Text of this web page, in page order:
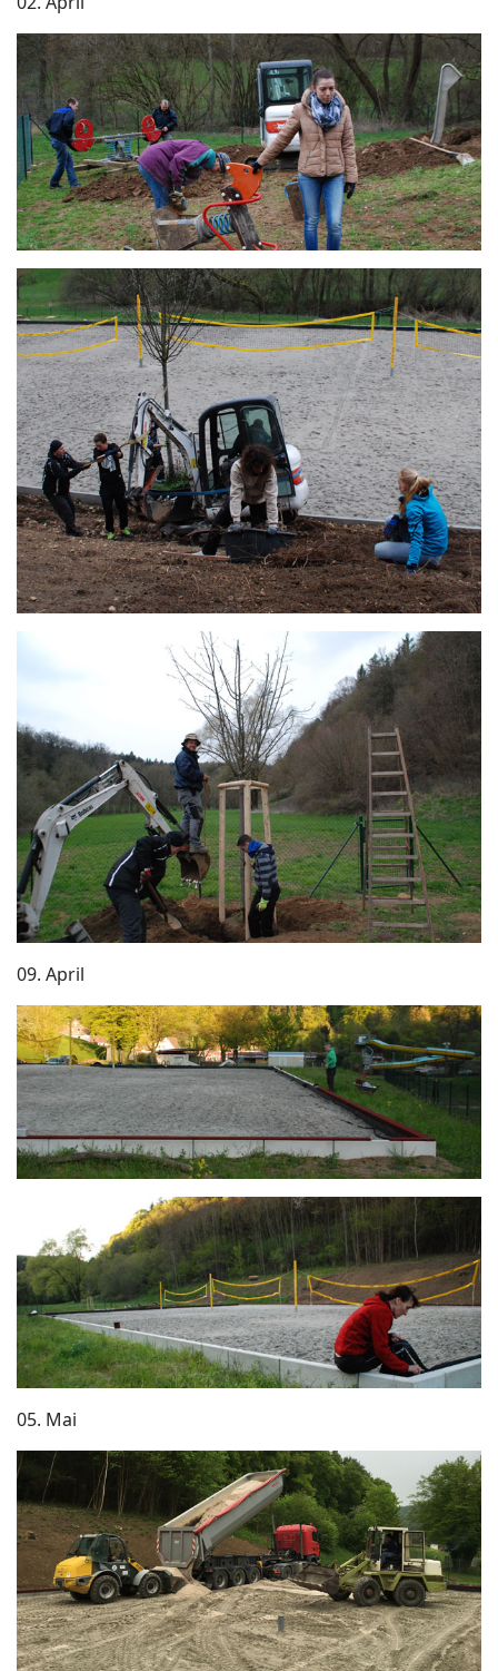
09. April
05. Mai